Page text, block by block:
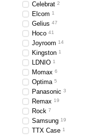
Celebrat 2
Elcom 1
Gelius 47
Hoco 41
Joyroom 14
Kingston 1
LDNIO 1
Momax 6
Optima 5
Panasonic 3
Remax 19
Rock 7
Samsung 19
TTX Case 1